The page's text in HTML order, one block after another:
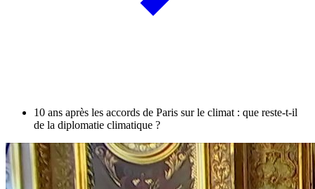
10 ans après les accords de Paris sur le climat : que reste-t-il
de la diplomatie climatique ?